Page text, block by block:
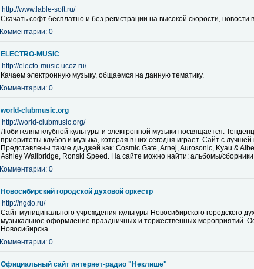
http://www.lable-soft.ru/
Скачать софт бесплатно и без регистрации на высокой скорости,
Комментарии: 0
ELECTRO-MUSIC
http://electo-music.ucoz.ru/
Качаем электронную музыку, общаемся на данную тематику.
Комментарии: 0
world-clubmusic.org
http://world-clubmusic.org/
Любителям клубной культуры и электронной музыки посвящается.
приоритеты клубов и музыка, которая в них сегодня играет. Сайт с
Представлены такие ди-джей как: Cosmic Gate, Arnej, Aurosonic, Kyau &
Ashley Wallbridge, Ronski Speed. На сайте можно найти: альбомы/
Комментарии: 0
Новосибирский городской духовой оркестр
http://ngdo.ru/
Сайт муниципального учреждения культуры Новосибирского городского
музыкальное оформление праздничных и торжественных мероприятий.
Новосибирска.
Комментарии: 0
Официальный сайт интернет-радио "Неклише"